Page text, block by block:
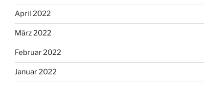
April 2022
März 2022
Februar 2022
Januar 2022